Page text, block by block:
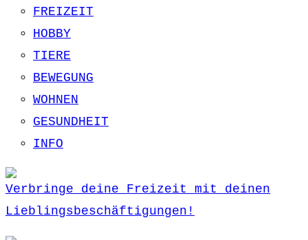
FREIZEIT
HOBBY
TIERE
BEWEGUNG
WOHNEN
GESUNDHEIT
INFO
Verbringe deine Freizeit mit deinen
Lieblingsbeschäftigungen!